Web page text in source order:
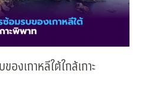
งเกาหลีใต้ใกล้เกาะ